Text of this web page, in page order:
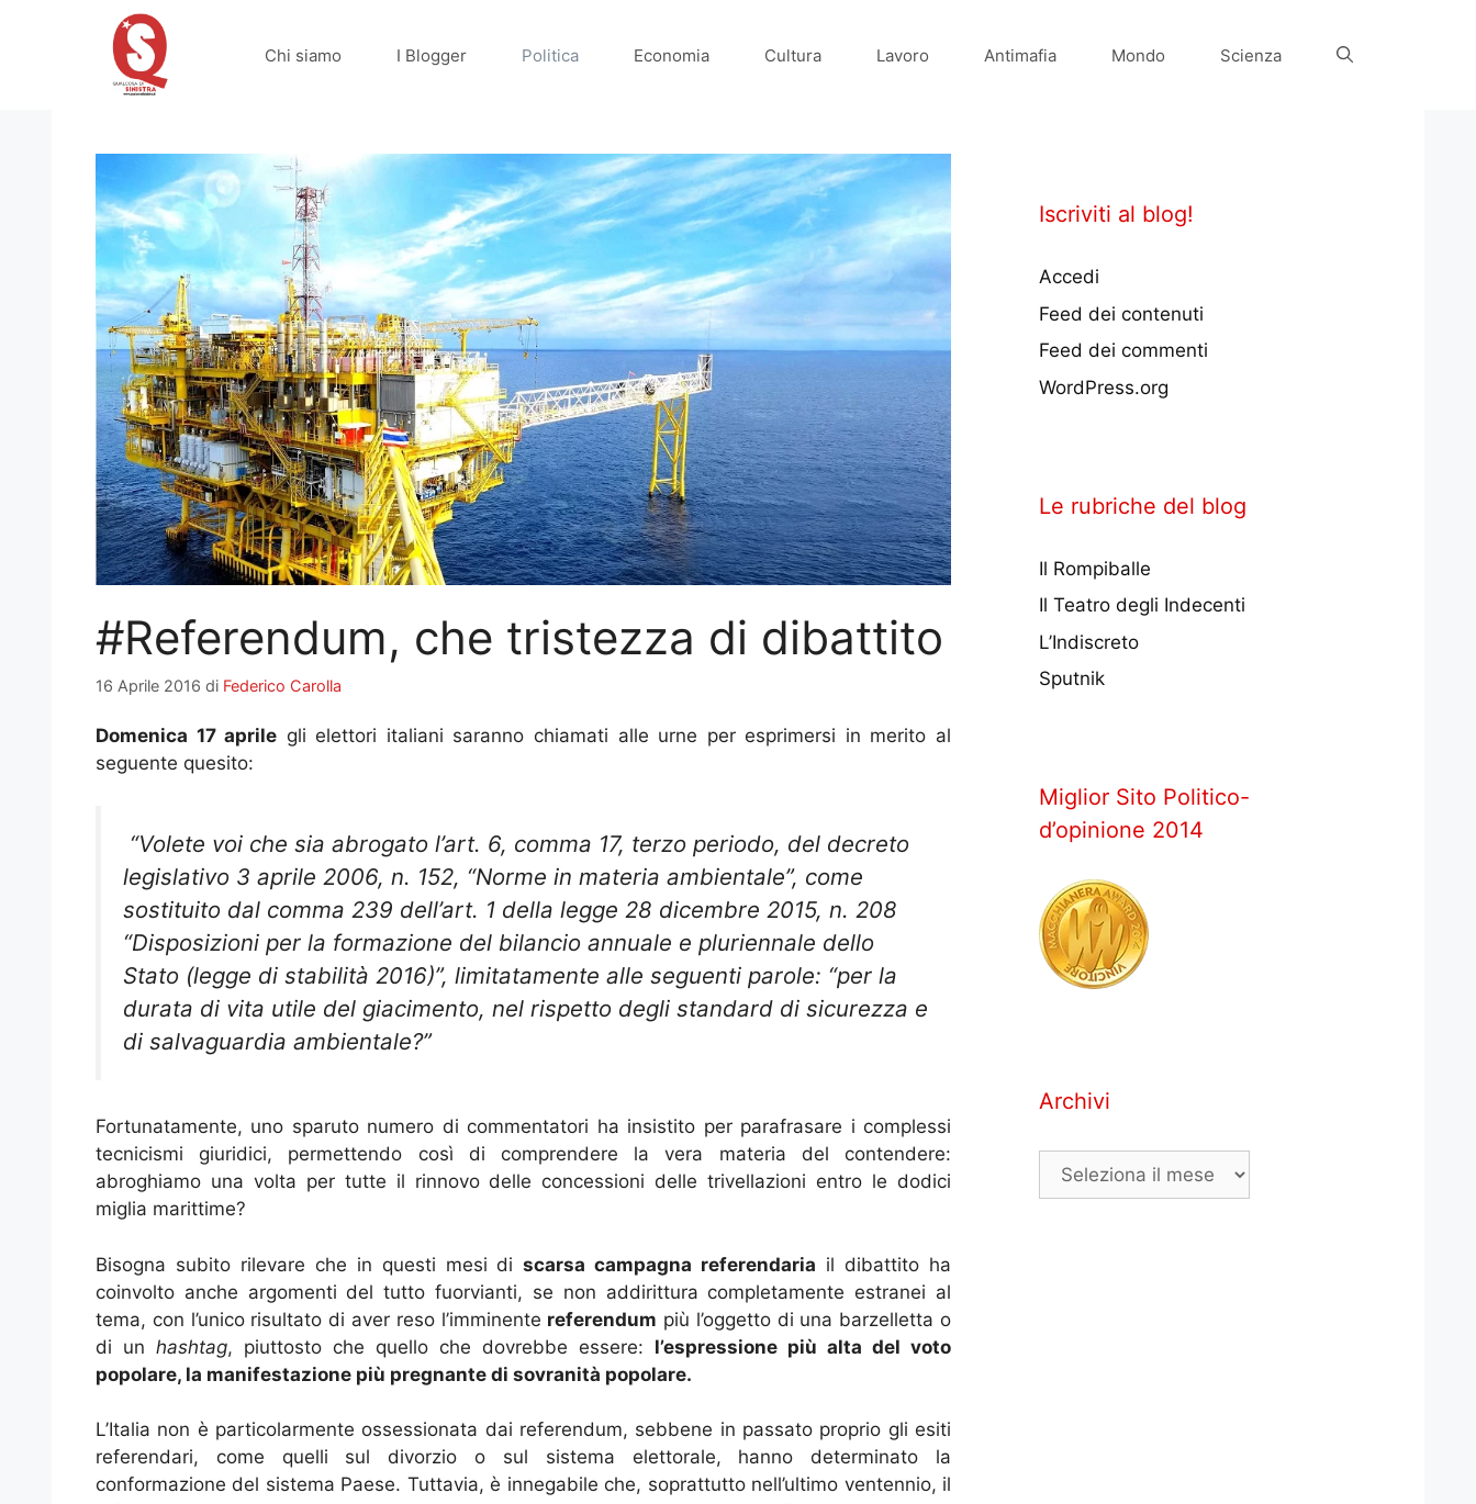
Chi siamo I Blogger Politica Economia Cultura Lavoro Antimafia Mondo Scienza
#Referendum, che tristezza di dibattito
16 Aprile 2016 di Federico Carolla
Domenica 17 aprile gli elettori italiani saranno chiamati alle urne per esprimersi in merito al
seguente quesito:
“Volete voi che sia abrogato l’art. 6, comma 17, terzo periodo, del decreto
legislativo 3 aprile 2006, n. 152, “Norme in materia ambientale”, come
sostituito dal comma 239 dell’art. 1 della legge 28 dicembre 2015, n. 208
“Disposizioni per la formazione del bilancio annuale e pluriennale dello
Stato (legge di stabilità 2016)”, limitatamente alle seguenti parole: “per la
durata di vita utile del giacimento, nel rispetto degli standard di sicurezza e
di salvaguardia ambientale?”
Fortunatamente, uno sparuto numero di commentatori ha insistito per parafrasare i complessi
tecnicismi giuridici, permettendo così di comprendere la vera materia del contendere:
abroghiamo una volta per tutte il rinnovo delle concessioni delle trivellazioni entro le dodici
miglia marittime?
Bisogna subito rilevare che in questi mesi discarsa campagna referendaria il dibattito ha
coinvolto anche argomenti del tutto fuorvianti, se non addirittura completamente estranei al
tema, con l’unico risultato di aver reso l’imminente referendum più l’oggetto di una barzelletta o
di un hashtag, piuttosto che quello che dovrebbe essere: l’espressione più alta del voto
popolare, la manifestazione più pregnante di sovranità popolare.
L’Italia non è particolarmente ossessionata dai referendum, sebbene in passato proprio gli esiti
referendari, come quelli sul divorzio o sul sistema elettorale, hanno determinato la
conformazione del sistema Paese. Tuttavia, è innegabile che, soprattutto nell’ultimo ventennio, il
Iscriviti al blog!
Accedi
Feed dei contenuti
Feed dei commenti
WordPress.org
Le rubriche del blog
Il Rompiballe
Il Teatro degli Indecenti
L’Indiscreto
Sputnik
Miglior Sito Politico-
d’opinione 2014
Archivi
Archivi